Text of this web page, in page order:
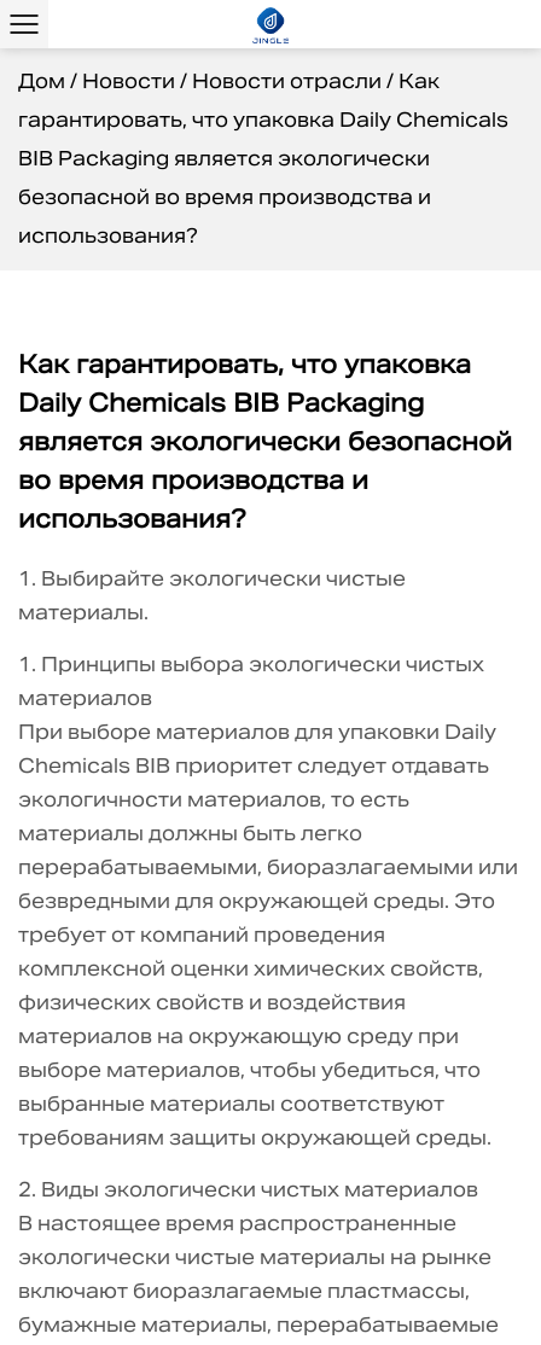
Дом / Новости / Новости отрасли / Как
гарантировать, что упаковка Daily Chemicals
BIB Packaging является экологически
безопасной во время производства и
использования?
Как гарантировать, что упаковка
Daily Chemicals BIB Packaging
является экологически безопасной
во время производства и
использования?
1. Выбирайте экологически чистые
материалы.
1. Принципы выбора экологически чистых
материалов
При выборе материалов для упаковки Daily
Chemicals BIB приоритет следует отдавать
экологичности материалов, то есть
материалы должны быть легко
перерабатываемыми, биоразлагаемыми или
безвредными для окружающей среды. Это
требует от компаний проведения
комплексной оценки химических свойств,
физических свойств и воздействия
материалов на окружающую среду при
выборе материалов, чтобы убедиться, что
выбранные материалы соответствуют
требованиям защиты окружающей среды.
2. Виды экологически чистых материалов
В настоящее время распространенные
экологически чистые материалы на рынке
включают биоразлагаемые пластмассы,
бумажные материалы, перерабатываемые